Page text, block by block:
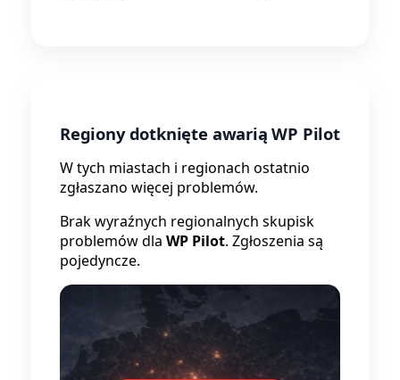
Regiony dotknięte awarią WP Pilot
W tych miastach i regionach ostatnio
zgłaszano więcej problemów.
Brak wyraźnych regionalnych skupisk
problemów dla WP Pilot. Zgłoszenia są
pojedyncze.